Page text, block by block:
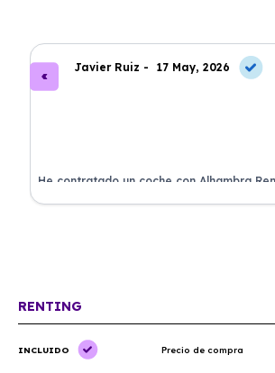
Javier Ruiz - 17 May, 2026
He contratado un coche con Alhambra
estoy impresionado. Todo ha sido
RENTING
INCLUIDO Precio de compra